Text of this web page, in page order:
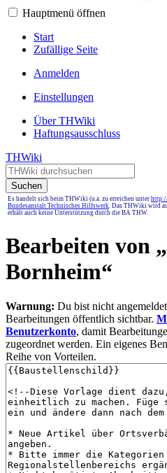
Hauptmenü öffnen
Start
Zufällige Seite
Anmelden
Einstellungen
Über THWiki
Haftungsausschluss
THWiki
Suchen
Es handelt sich beim THWiki (u.a. zu erreichen unter
Bundesanstalt Technisches Hilfswerk. Das THWiki wird
erhält auch keine Unterstützung durch die BA THW.
Bearbeiten von „
Bornheim“
Warnung: Du bist nicht
Bearbeitungen öffentlich sichtbar.
Benutzerkonto, damit
zugeordnet werden. Ein eigenes
Reihe von Vorteilen.